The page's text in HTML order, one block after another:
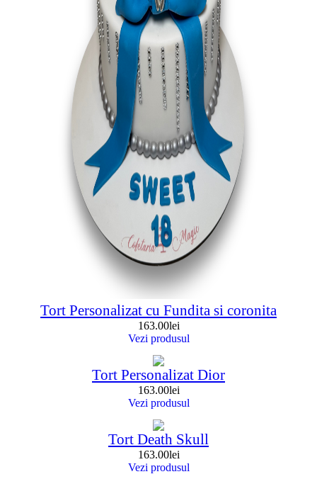
Tort Personalizat cu Fundita si coronita
163.00lei
Vezi produsul
Tort Personalizat Dior
163.00lei
Vezi produsul
Tort Death Skull
163.00lei
Vezi produsul